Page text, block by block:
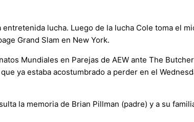
lucha. Luego de la lucha Cole toma el
Grand Slam en New York.
Mundiales en Parejas de AEW ante The
ya estaba acostumbrado a perder en el
la memoria de Brian Pillman (padre) y a su